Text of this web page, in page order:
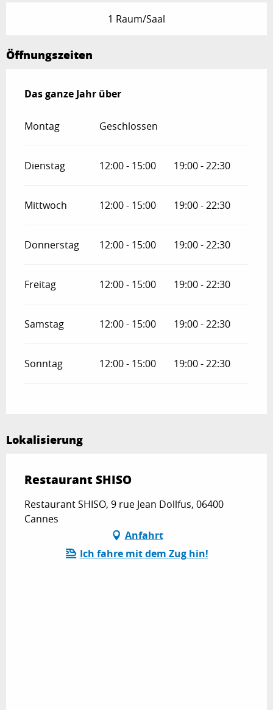
1 Raum/Saal
Öffnungszeiten
Das ganze Jahr über
Das ganze Jahr über
Montag Geschlossen
Dienstag 12:00 - 15:00 19:00 - 22:30
Mittwoch 12:00 - 15:00 19:00 - 22:30
Donnerstag 12:00 - 15:00 19:00 - 22:30
Freitag 12:00 - 15:00 19:00 - 22:30
Samstag 12:00 - 15:00 19:00 - 22:30
Sonntag 12:00 - 15:00 19:00 - 22:30
Lokalisierung
Restaurant SHISO
Restaurant SHISO, 9 rue Jean Dollfus, 06400
Cannes
Anfahrt
Ich fahre mit dem Zug hin!